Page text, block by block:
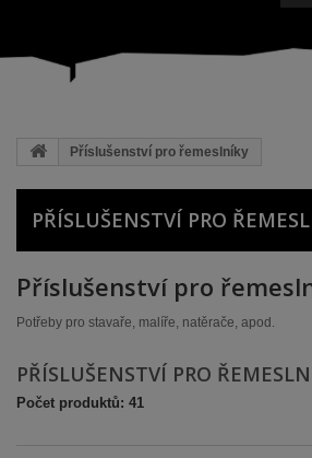
Příslušenství pro řemeslníky
PŘÍSLUŠENSTVÍ PRO
Příslušenství pro
Potřeby pro stavaře, malíře, natěrače, apod.
PŘÍSLUŠENSTVÍ PRO
Počet produktů: 41